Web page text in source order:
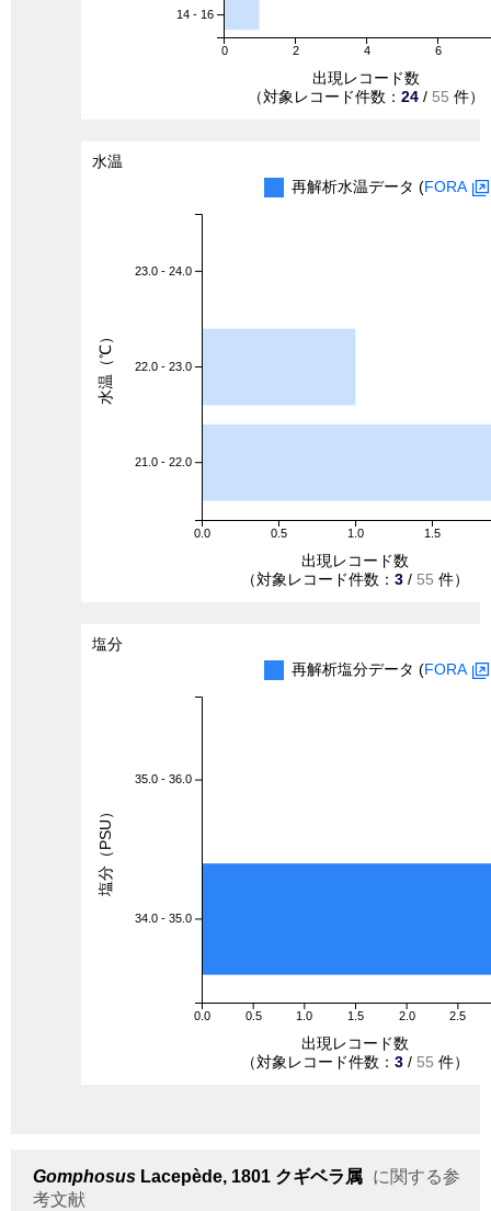
0 2 4 6
14 - 16
出現レコード数
（対象レコード件数： 24 / 55 件）
水温
再解析水温データ (FORA
0.0 0.5 1.0 1.5
23.0 - 24.0
22.0 - 23.0
21.0 - 22.0
出現レコード数
（対象レコード件数： 3 / 55 件）
水温（℃）
塩分
再解析塩分データ (FORA
0.0 0.5 1.0 1.5 2.0 2.5
35.0 - 36.0
34.0 - 35.0
出現レコード数
（対象レコード件数： 3 / 55 件）
塩分（PSU）
Gomphosus Lacepède, 1801 クギベラ属 に関する参
考文献